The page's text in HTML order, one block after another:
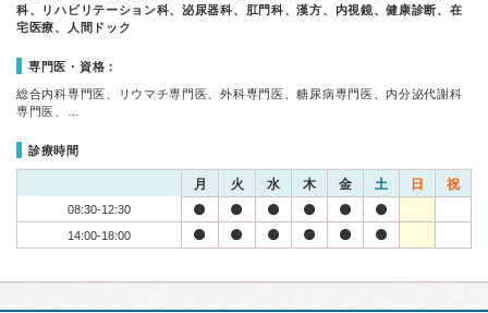
科、リハビリテーション科、泌尿器科、肛門科、漢方、内視鏡、健康診断、在
宅医療、人間ドック
専門医・資格：
総合内科専門医、リウマチ専門医、外科専門医、糖尿病専門医、内分泌代謝科
専門医、…
診療時間
月 火 水 木 金 土 日 祝
08:30-12:30
14:00-18:00